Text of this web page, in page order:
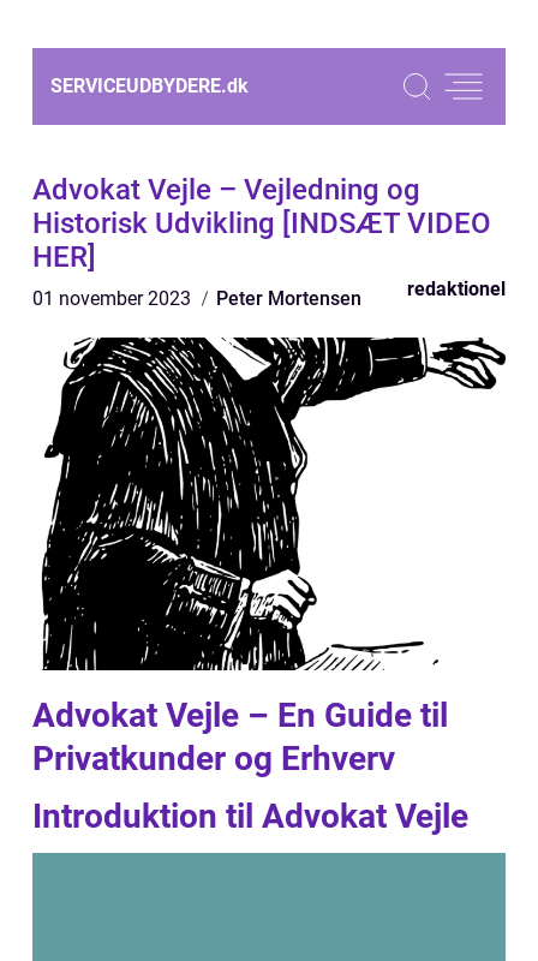
SERVICEUDBYDERE.dk
Advokat Vejle – Vejledning og
Historisk Udvikling [INDSÆT VIDEO
HER]
01 november 2023 Peter Mortensen redaktionel
Advokat Vejle – En Guide til
Privatkunder og Erhverv
Introduktion til Advokat Vejle